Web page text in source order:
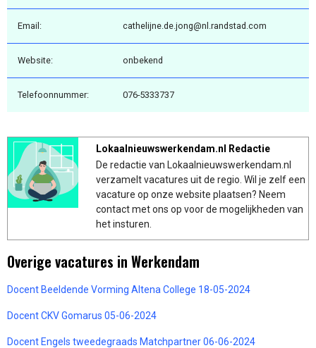
Email: cathelijne.de.jong@nl.randstad.com
Website: onbekend
Telefoonnummer: 076-5333737
Lokaalnieuwswerkendam.nl Redactie
De redactie van Lokaalnieuwswerkendam.nl
verzamelt vacatures uit de regio. Wil je zelf een
vacature op onze website plaatsen? Neem
contact met ons op voor de mogelijkheden van
het insturen.
Overige vacatures in Werkendam
Docent Beeldende Vorming Altena College 18-05-2024
Docent CKV Gomarus 05-06-2024
Docent Engels tweedegraads Matchpartner 06-06-2024